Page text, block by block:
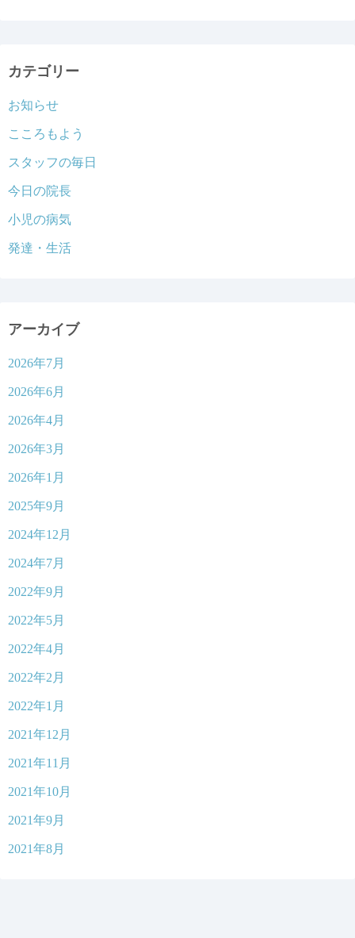
カテゴリー
お知らせ
こころもよう
スタッフの毎日
今日の院長
小児の病気
発達・生活
アーカイブ
2026年7月
2026年6月
2026年4月
2026年3月
2026年1月
2025年9月
2024年12月
2024年7月
2022年9月
2022年5月
2022年4月
2022年2月
2022年1月
2021年12月
2021年11月
2021年10月
2021年9月
2021年8月